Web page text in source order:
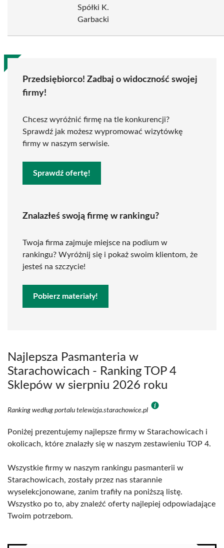
Spółki K.
Garbacki
Przedsiębiorco! Zadbaj o widoczność swojej
firmy!
Chcesz wyróżnić firmę na tle konkurencji?
Sprawdź jak możesz wypromować wizytówkę
firmy w naszym serwisie.
Sprawdź ofertę!
Znalazłeś swoją firmę w rankingu?
Twoja firma zajmuje miejsce na podium w
rankingu? Wyróżnij się i pokaż swoim klientom, że
jesteś na szczycie!
Pobierz materiały!
Najlepsza Pasmanteria w
Starachowicach - Ranking TOP 4
Sklepów w sierpniu 2026 roku
Ranking według portalu telewizja.starachowice.pl
Poniżej prezentujemy najlepsze firmy w Starachowicach i
okolicach, które znalazły się w naszym zestawieniu TOP 4.
Wszystkie firmy w naszym rankingu pasmanterii w
Starachowicach, zostały przez nas starannie
wyselekcjonowane, zanim trafiły na poniższą listę.
Wszystko po to, aby znaleźć oferty najlepiej odpowiadające
Twoim potrzebom.